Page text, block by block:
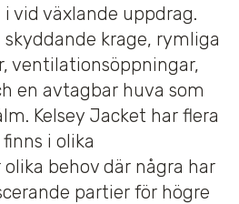
vid växlande uppdrag.
krage, rymliga
ventilationsöppningar,
en avtagbar huva som
Kelsey Jacket har flera
i olika
behov där några har
partier för högre